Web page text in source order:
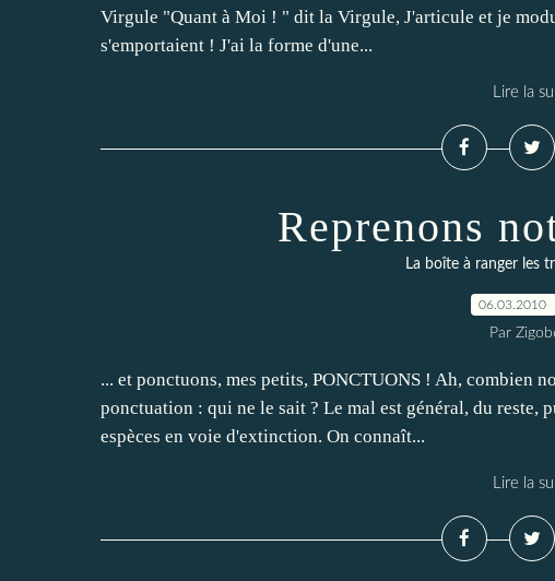
Virgule "Quant à Moi ! " dit la Virgule, J'articule et je
s'emportaient ! J'ai la forme d'une...
Lire la
Reprenons
La boîte à ranger les
06.03.2010
Par
... et ponctuons, mes petits, PONCTUONS ! Ah, combien
ponctuation : qui ne le sait ? Le mal est général, du reste,
espèces en voie d'extinction. On connaît...
Lire la